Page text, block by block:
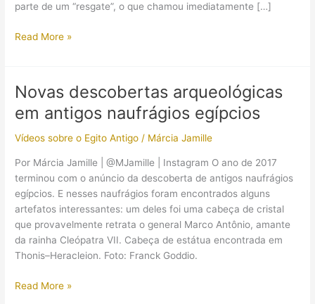
parte de um “resgate”, o que chamou imediatamente […]
Resgate
problema
dos
egípcios
içados
do
mar
próximo
de
Alexandria
Read More »
Novas descobertas arqueológicas
em antigos naufrágios egípcios
Vídeos sobre o Egito Antigo / Márcia Jamille
Por Márcia Jamille | @MJamille | Instagram O ano de 2017
terminou com o anúncio da descoberta de antigos naufrágios
egípcios. E nesses naufrágios foram encontrados alguns
artefatos interessantes: um deles foi uma cabeça de cristal
que provavelmente retrata o general Marco Antônio, amante
da rainha Cleópatra VII. Cabeça de estátua encontrada em
Thonis–Heracleion. Foto: Franck Goddio.
Novas
Read More »